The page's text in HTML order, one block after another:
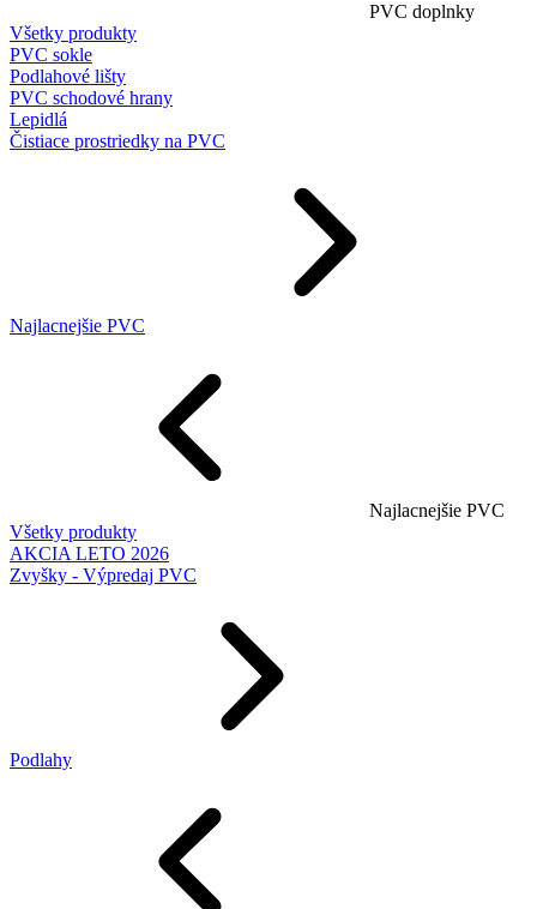
PVC doplnky
Všetky produkty
PVC sokle
Podlahové lišty
PVC schodové hrany
Lepidlá
Čistiace prostriedky na PVC
Najlacnejšie PVC
Najlacnejšie PVC
Všetky produkty
AKCIA LETO 2026
Zvyšky - Výpredaj PVC
Podlahy